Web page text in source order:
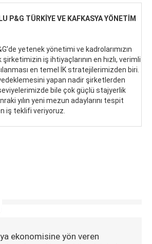
P&G TÜRKİYE VE KAFKASYA YÖNETİM
yetenek yönetimi ve kadrolarımızın
iş ihtiyaçlarının en hızlı, verimli
en temel İK stratejilerimizden biri.
yapan nadir şirketlerden
bile çok güçlü stajyerlik
yılın yeni mezun adaylarını tespit
iş teklifi veriyoruz.
ekonomisine yön veren